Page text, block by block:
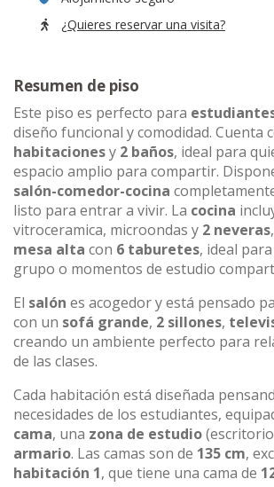
¿Quieres reservar una visita?
Resumen de piso
Este piso es perfecto para
diseño funcional y comodidad. Cuenta
habitacionesy 2 baños, ideal para
espacio amplio para compartir.
salón-comedor-cocina
listo para entrar a vivir. La cocina
vitroceramica, microondas y 2 neveras
mesa alta con 6 taburetes, ideal
grupo o momentos de estudio
El salón es acogedor y está pensado
con un sofá grande, 2 sillones,
creando un ambiente perfecto para
de las clases.
Cada habitación está diseñada
necesidades de los estudiantes,
cama, una zona de estudio
armario. Las camas son de 135 cm,
habitación 1, que tiene una cama de